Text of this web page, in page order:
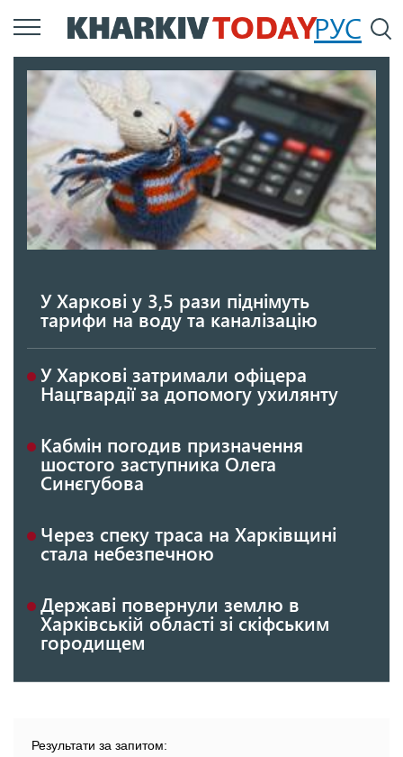
Перейти
до
вмісту
РУС
У Харкові у 3,5 рази піднімуть
тарифи на воду та каналізацію
У Харкові затримали офіцера
Нацгвардії за допомогу ухилянту
Кабмін погодив призначення
шостого заступника Олега
Синєгубова
Через спеку траса на Харківщині
стала небезпечною
Державі повернули землю в
Харківській області зі скіфським
городищем
Результати за запитом: